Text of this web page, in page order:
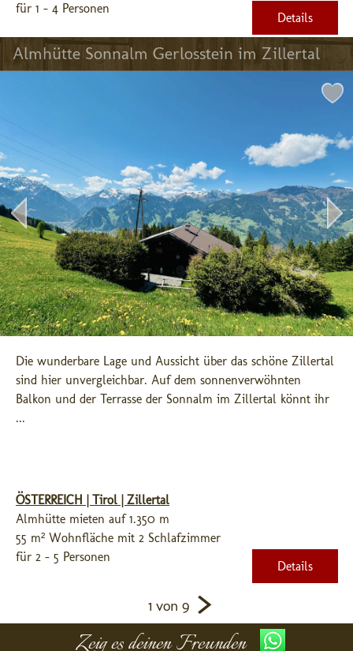
für 1 - 4 Personen
Details
Almhütte Sonnalm Gerlosstein im Zillertal
Die wunderbare Lage und Aussicht über das schöne Zillertal
sind hier unvergleichbar. Auf dem sonnenverwöhnten
Balkon und der Terrasse der Sonnalm im Zillertal könnt ihr
...
ÖSTERREICH | Tirol | Zillertal
Almhütte mieten auf 1.350 m
55 m² Wohnfläche mit 2 Schlafzimmer
für 2 - 5 Personen
Details
1 von 9 >
Zeig es deinen Freunden